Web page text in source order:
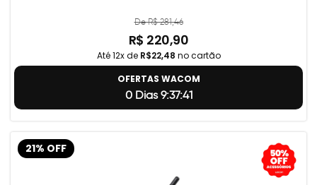
De R$ 281,46
R$ 220,90
Até 12x de R$22,48 no cartão
OFERTAS WACOM
0 Dias 9:37:40
21% OFF